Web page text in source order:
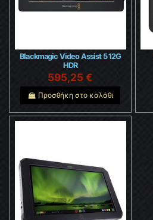
Blackmagic Video Assist 5 12G
HDR
595,25 €
Προσθήκη στο καλάθι